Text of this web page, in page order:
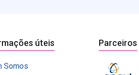
úteis
Somos
Parceiros